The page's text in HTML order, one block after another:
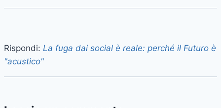
Rispondi: La fuga dai social è reale: perché il Futuro è
"acustico"